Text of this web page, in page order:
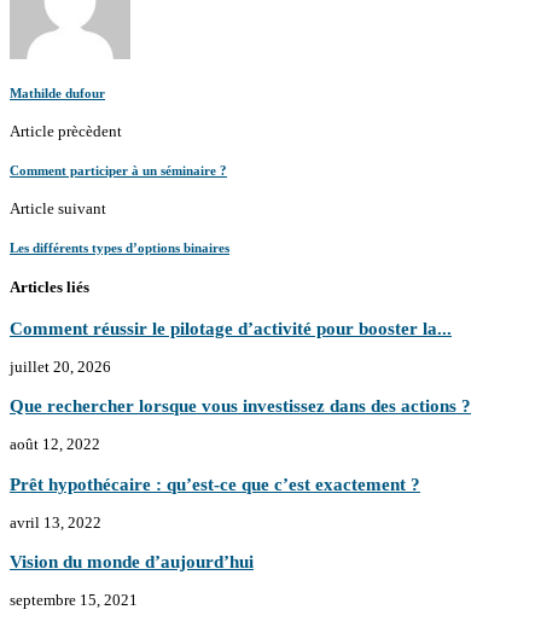
Mathilde dufour
Article prècèdent
Comment participer à un séminaire ?
Article suivant
Les différents types d’options binaires
Articles liés
Comment réussir le pilotage d’activité pour booster la...
juillet 20, 2026
Que rechercher lorsque vous investissez dans des actions ?
août 12, 2022
Prêt hypothécaire : qu’est-ce que c’est exactement ?
avril 13, 2022
Vision du monde d’aujourd’hui
septembre 15, 2021